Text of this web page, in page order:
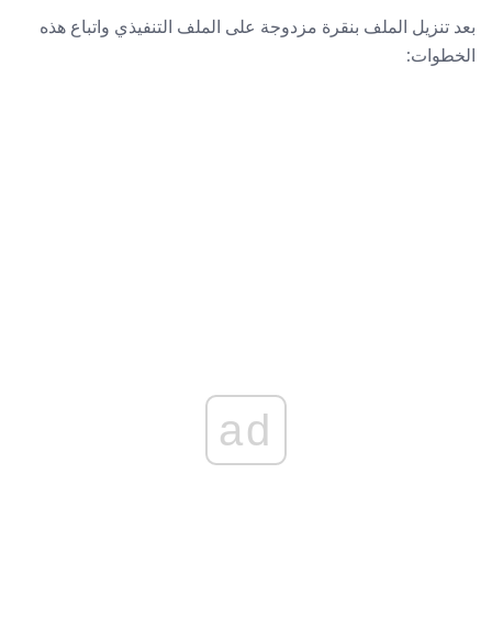
بعد تنزيل الملف بنقرة مزدوجة على الملف التنفيذي واتباع هذه
الخطوات:
ad